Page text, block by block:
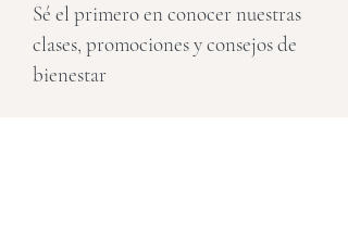
Sé el primero en conocer nuestras
clases, promociones y consejos de
bienestar